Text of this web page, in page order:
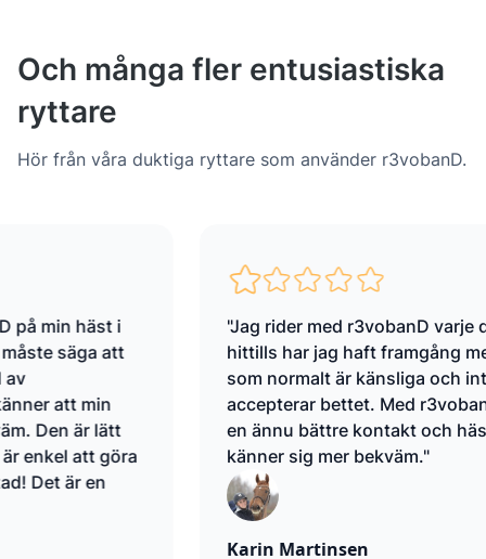
Och många fler entusiastiska
ryttare
Hör från våra duktiga ryttare som använder r3vobanD.
"Jag rider med r3vobanD varje dag och
hittills har jag haft framgång med hästar
som normalt är känsliga och inte
accepterar bettet. Med r3vobanD får jag
en ännu bättre kontakt och hästen
känner sig mer bekväm."